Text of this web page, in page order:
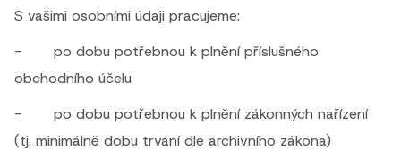
S vašimi osobními údaji pracujeme:
- po dobu potřebnou k plnění příslušného
obchodního účelu
- po dobu potřebnou k plnění zákonných nařízení
(tj. minimálně dobu trvání dle archivního zákona)